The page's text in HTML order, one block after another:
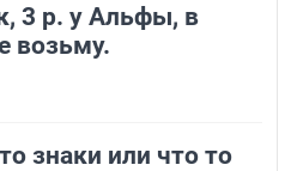
3 р. у Альфы, в
возьму.
знаки или что то